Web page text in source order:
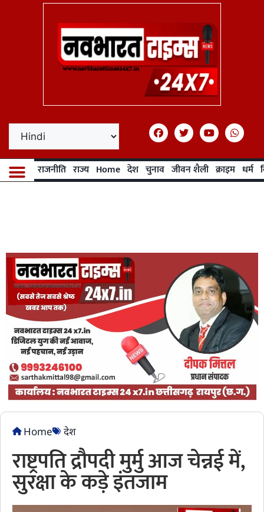
राजनीति राज्य Home देश चुनाव जीवन शैली क्राइम धर्म
Home देश
राष्ट्रपति द्रौपदी मुर्मु आज चेन्नई में,
सुरक्षा के कड़े इंतजाम